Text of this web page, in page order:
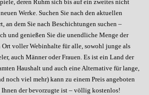
deren Ruhm sich bis auf ein zweites nicht
Werke. Suchen Sie nach den aktuellen
an dem Sie nach Beschichtungen suchen –
und genießen Sie die unendliche Menge der
Ort voller Webinhalte für alle, sowohl junge als
auch Männer oder Frauen. Es ist ein Land der
Haushalt und auch eine Alternative für lange,
noch viel mehr) kann zu einem Preis angeboten
Ihnen der bevorzugte ist – völlig kostenlos!